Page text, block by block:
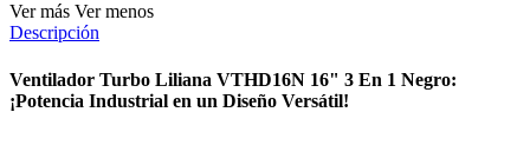
Ver más Ver menos
Descripción
Ventilador Turbo Liliana VTHD16N 16" 3 En 1 Negro:
¡Potencia Industrial en un Diseño Versátil!